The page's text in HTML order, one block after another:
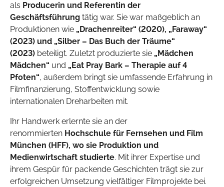
als Producerin und Referentin der
Geschäftsführung tätig war. Sie war maßgeblich an
Produktionen wie „Drachenreiter“ (2020), „Faraway“
(2023) und „Silber – Das Buch der Träume“
(2023) beteiligt. Zuletzt produzierte sie „Mädchen
Mädchen“ und „Eat Pray Bark – Therapie auf 4
Pfoten“, außerdem bringt sie umfassende Erfahrung in
Filmfinanzierung, Stoffentwicklung sowie
internationalen Dreharbeiten mit.
Ihr Handwerk erlernte sie an der
renommierten Hochschule für Fernsehen und Film
München (HFF), wo sie Produktion und
Medienwirtschaft studierte. Mit ihrer Expertise und
ihrem Gespür für packende Geschichten trägt sie zur
erfolgreichen Umsetzung vielfältiger Filmprojekte bei.